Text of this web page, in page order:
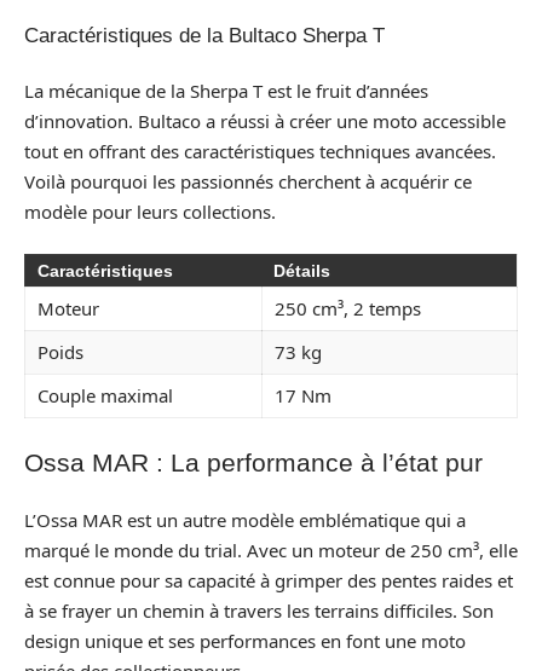
Caractéristiques de la Bultaco Sherpa T
La mécanique de la Sherpa T est le fruit d’années
d’innovation. Bultaco a réussi à créer une moto accessible
tout en offrant des caractéristiques techniques avancées.
Voilà pourquoi les passionnés cherchent à acquérir ce
modèle pour leurs collections.
Caractéristiques Détails
Moteur
250 cm³, 2 temps
Poids
73 kg
Couple maximal
17 Nm
Ossa MAR : La performance à l’état pur
L’Ossa MAR est un autre modèle emblématique qui a
marqué le monde du trial. Avec un moteur de 250 cm³, elle
est connue pour sa capacité à grimper des pentes raides et
à se frayer un chemin à travers les terrains difficiles. Son
design unique et ses performances en font une moto